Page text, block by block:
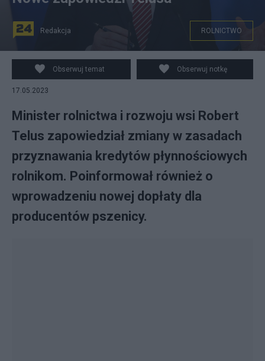
Minister rolnictwa Robert Telus. (fot. PAP)
Redakcja ROLNICTWO
Obserwuj temat Obserwuj notkę
17.05.2023
Minister rolnictwa i rozwoju wsi Robert
Telus zapowiedział zmiany w zasadach
przyznawania kredytów płynnościowych
rolnikom. Poinformował również o
wprowadzeniu nowej dopłaty dla
producentów pszenicy.